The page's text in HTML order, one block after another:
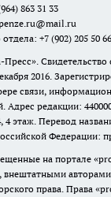
863 31 33
+7 (902) 205 50 66
2016.
связи,
редакции:
4 этаж. Перевод
Федерации:
на портале «
внештатными
права. Права «